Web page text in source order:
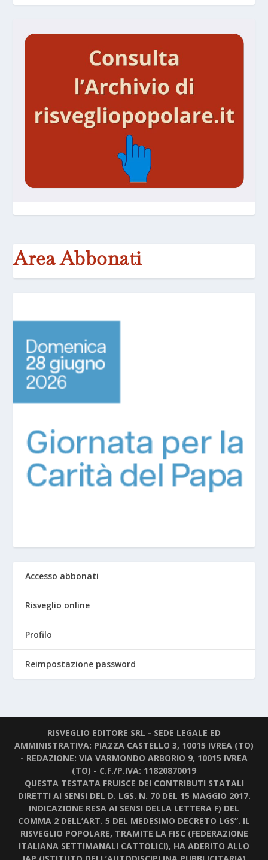
Area Abbonati
Accesso abbonati
Risveglio online
Profilo
Reimpostazione password
RISVEGLIO EDITORE SRL - SEDE LEGALE ED
AMMINISTRATIVA: PIAZZA CASTELLO 3, 10015 IVREA (TO)
- REDAZIONE: VIA VARMONDO ARBORIO 9, 10015 IVREA
(TO) - C.F./P.IVA: 11820870019
QUESTA TESTATA FRUISCE DEI CONTRIBUTI STATALI
DIRETTI AI SENSI DEL D. LGS. N. 70 DEL 15 MAGGIO 2017.
INDICAZIONE RESA AI SENSI DELLA LETTERA F) DEL
COMMA 2 DELL’ART. 5 DEL MEDESIMO DECRETO LGS”. IL
RISVEGLIO POPOLARE, TRAMITE LA FISC (FEDERAZIONE
ITALIANA SETTIMANALI CATTOLICI), HA ADERITO ALLO